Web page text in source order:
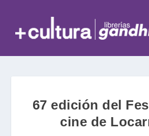
67 edición del
cine de